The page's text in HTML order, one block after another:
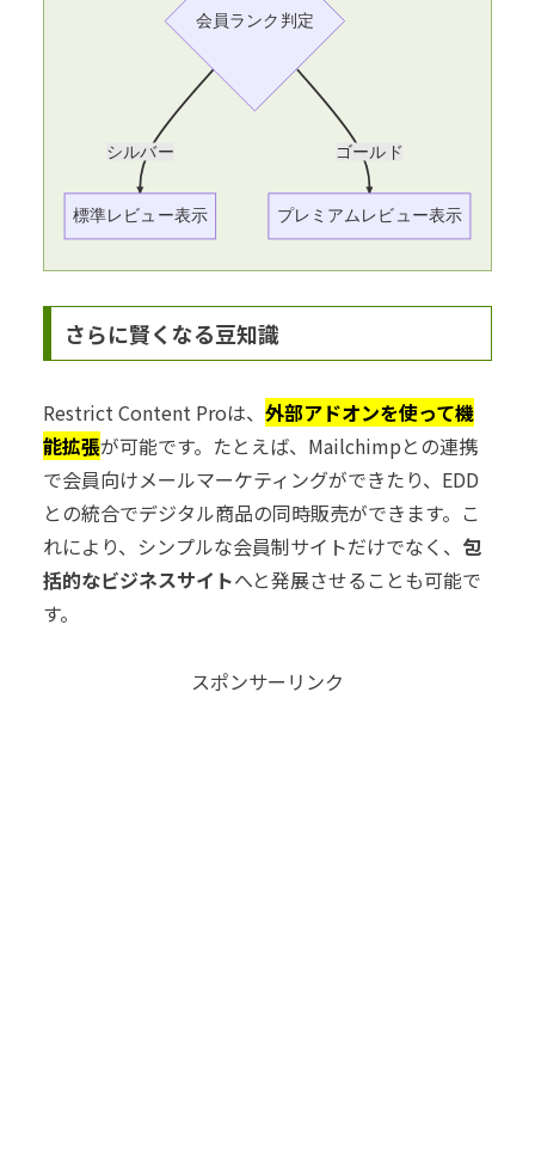
シルバー ゴールド
会員ランク判定
標準レビュー表示 プレミアムレビュー表示
さらに賢くなる豆知識
Restrict Content Proは、 外部アドオンを使って機
能拡張が可能です。たとえば、Mailchimpとの連携
で会員向けメールマーケティングができたり、EDD
との統合でデジタル商品の同時販売ができます。こ
れにより、シンプルな会員制サイトだけでなく、 包
括的なビジネスサイトへと発展させることも可能で
す。
スポンサーリンク